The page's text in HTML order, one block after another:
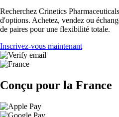
Recherchez Crinetics
d'options. Achetez, vendez ou
de paires pour une flexibilité totale.
Inscrivez-vous maintenant
Conçu pour la France